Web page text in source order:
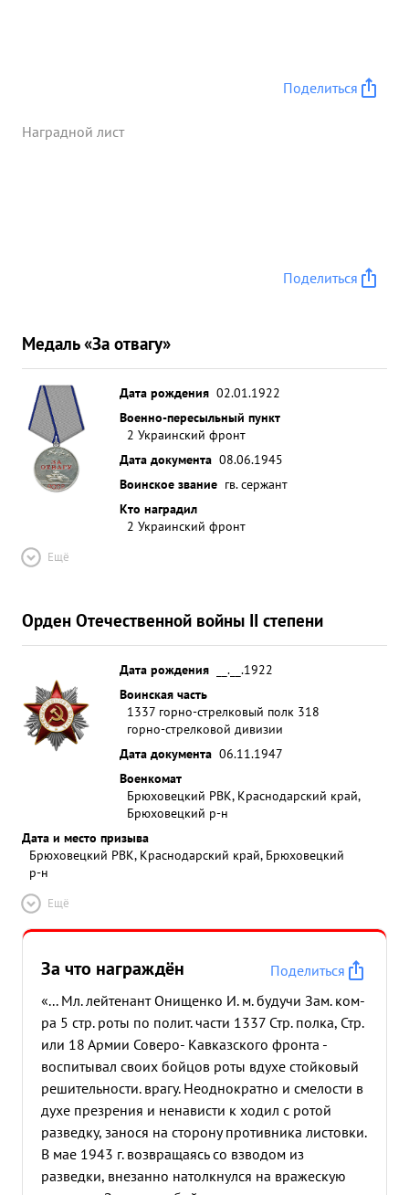
Поделиться
Наградной лист
Поделиться
Медаль «За отвагу»
Дата рождения 02.01.1922
Военно-пересыльный пункт
2 Украинский фронт
Дата документа 08.06.1945
Воинское звание гв. сержант
Кто наградил
2 Украинский фронт
Ещё
Орден Отечественной войны II степени
Дата рождения
__.__.1922
Воинская часть
1337 горно-стрелковый полк 318
горно-стрелковой дивизии
Дата документа 06.11.1947
Военкомат
Брюховецкий РВК, Краснодарский край,
Брюховецкий р-н
Дата и место призыва
Брюховецкий РВК, Краснодарский край, Брюховецкий
р-н
Ещё
За что награждён
Поделиться
«... Мл. лейтенант Онищенко И. м. будучи Зам. ком-
ра 5 стр. роты по полит. части 1337 Стр. полка, Стр.
или 18 Армии Соверо- Кавказского фронта -
воспитывал своих бойцов роты вдухе стойковый
решительности. врагу. Неоднократно и смелости в
духе презрения и ненависти к ходил с ротой
разведку, занося на сторону противника листовки.
В мае 1943 г. возвращаясь со взводом из
разведки, внезанно натолкнулся на вражескую